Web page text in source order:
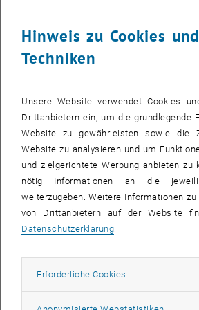
Was kann man in Mathematik heute
SEPT. 26
Veranstaltungstyp:
Veranstaltungsort:Kuppelsaal, TU Wien, 1040 Wien
Theaterstück “Das hat doch eine
28 September
28
SEPT. 26
Veranstaltungstyp:
Veranstaltungsort:TVFA Halle, 1040 Wien
Hinweis zu Cookies
Techniken
Unsere Website verwendet Cookies
Drittanbietern ein, um die grundlegende
Website zu gewährleisten sowie die
Website zu analysieren und um
und zielgerichtete Werbung anbieten zu
nötig Informationen an die
weiterzugeben. Weitere Informationen zu
von Drittanbietern auf der Website
Datenschutzerklärung
Erforderliche Cookies Erforderliche